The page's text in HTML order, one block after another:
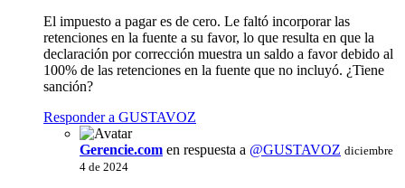
El impuesto a pagar es de cero. Le faltó incorporar las
retenciones en la fuente a su favor, lo que resulta en que la
declaración por corrección muestra un saldo a favor debido al
100% de las retenciones en la fuente que no incluyó. ¿Tiene
sanción?
Responder a GUSTAVOZ
Gerencie.com en respuesta a @GUSTAVOZ diciembre
4 de 2024